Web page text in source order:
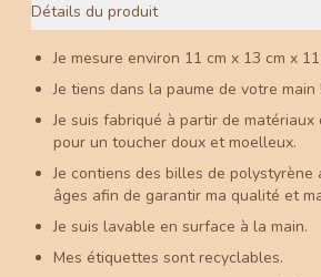
Détails du produit
Je mesure environ 11 cm x 13 cm x
Je tiens dans la paume de votre main !
Je suis fabriqué à partir de
pour un toucher doux et moelleux.
Je contiens des billes de polystyrène
âges afin de garantir ma qualité et
Je suis lavable en surface à la main.
Mes étiquettes sont recyclables.